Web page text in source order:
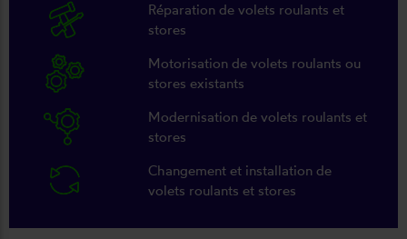
Réparation de volets roulants et
stores
Motorisation de volets roulants ou
stores existants
Modernisation de volets roulants et
stores
Changement et installation de
volets roulants et stores